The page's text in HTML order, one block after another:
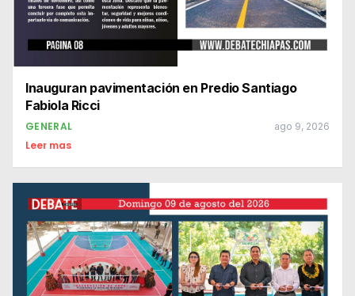
Inauguran pavimentación en Predio Santiago
Fabiola Ricci
GENERAL ago 9, 2026
Leer mas